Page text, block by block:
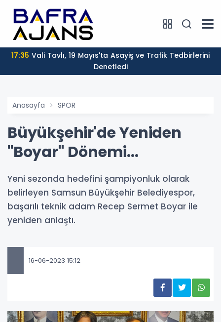
17:35
Denetledi
Anasayfa SPOR
Büyükşehir'de Yeniden
"Boyar" Dönemi...
Yeni sezonda hedefini şampiyonluk olarak
belirleyen Samsun Büyükşehir Belediyespor,
başarılı teknik adam Recep Sermet Boyar ile
yeniden anlaştı.
16-06-2023 15:12